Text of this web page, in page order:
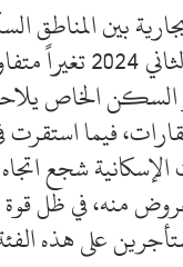
بين المناطق
شهدت في
السكن الخاص
فيما
شجع
منه، في ظل
على هذه